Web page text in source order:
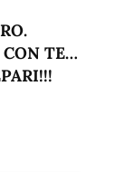
CON TE…